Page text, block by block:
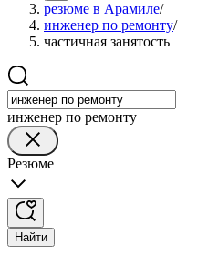
резюме в Арамиле/
инженер по ремонту/
частичная занятость
инженер по ремонту
Резюме
Найти